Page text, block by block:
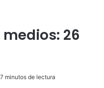
medios: 26
7 minutos de lectura